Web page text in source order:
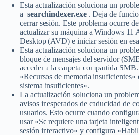
Esta actualización soluciona un
a searchindexer.exe . Deja de
cerrar sesión. Este problema ocurre
actualizar su máquina a Windows 11
Desktop (AVD) e iniciar sesión en
Esta actualización soluciona un
bloque de mensajes del servidor
acceder a la carpeta compartida
«Recursos de memoria insuficientes»
sistema insuficientes».
La actualización soluciona un
avisos inesperados de caducidad de
usuarios. Esto ocurre cuando
usar «Se requiere una tarjeta
sesión interactivo» y configura